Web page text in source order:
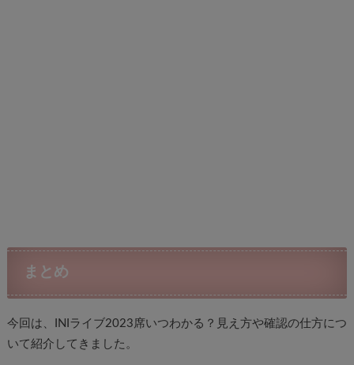
まとめ
今回は、INIライブ2023席いつわかる？見え方や確認の仕方につ
いて紹介してきました。